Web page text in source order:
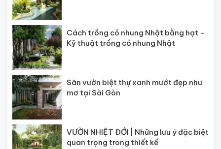
Cách trồng cỏ nhung Nhật bằng hạt –
Kỹ thuật trồng cỏ nhung Nhật
Sân vườn biệt thự xanh mướt đẹp như
mơ tại Sài Gòn
VƯỜN NHIỆT ĐỚI | Những lưu ý đặc biệt
quan trọng trong thiết kế